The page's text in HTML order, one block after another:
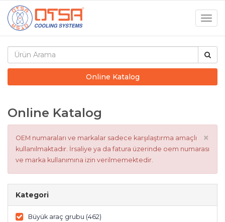
Online Katalog
Online Katalog
×
OEM numaraları ve markalar sadece karşılaştırma amaçlı
kullanılmaktadır. İrsaliye ya da fatura üzerinde oem numarası
ve marka kullanımına izin verilmemektedir.
Kategori
Büyük araç grubu (462)